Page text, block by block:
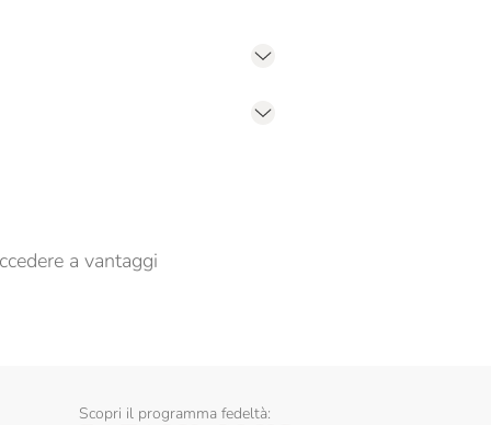
a vantaggi
Scopri il programma fedeltà: